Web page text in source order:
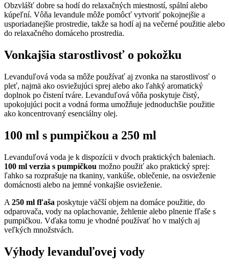
Obzvlášť dobre sa hodí do relaxačných miestností, spální alebo
kúpeľní. Vôňa levandule môže pomôcť vytvoriť pokojnejšie a
usporiadanejšie prostredie, takže sa hodí aj na večerné použitie alebo
do relaxačného domáceho prostredia.
Vonkajšia starostlivosť o pokožku
Levanduľová voda sa môže používať aj zvonka na starostlivosť o
pleť, najmä ako osviežujúci sprej alebo ako ľahký aromatický
doplnok po čistení tváre. Levanduľová vôňa poskytuje čistý,
upokojujúci pocit a vodná forma umožňuje jednoduchšie použitie
ako koncentrovaný esenciálny olej.
100 ml s pumpičkou a 250 ml
Levanduľová voda je k dispozícii v dvoch praktických baleniach.
100 ml verzia s pumpičkou možno použiť ako praktický sprej:
ľahko sa rozprašuje na tkaniny, vankúše, oblečenie, na osvieženie
domácnosti alebo na jemné vonkajšie osvieženie.
A 250 ml fľaša poskytuje väčší objem na domáce použitie, do
odparovača, vody na oplachovanie, žehlenie alebo plnenie fľaše s
pumpičkou. Vďaka tomu je vhodné používať ho v malých aj
veľkých množstvách.
Výhody levanduľovej vody